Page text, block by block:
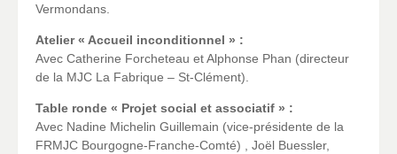
Vermondans.
Atelier « Accueil inconditionnel » :
Avec Catherine Forcheteau et Alphonse Phan (directeur
de la MJC La Fabrique – St-Clément).
Table ronde « Projet social et associatif » :
Avec Nadine Michelin Guillemain (vice-présidente de la
FRMJC Bourgogne-Franche-Comté) , Joël Buessler,